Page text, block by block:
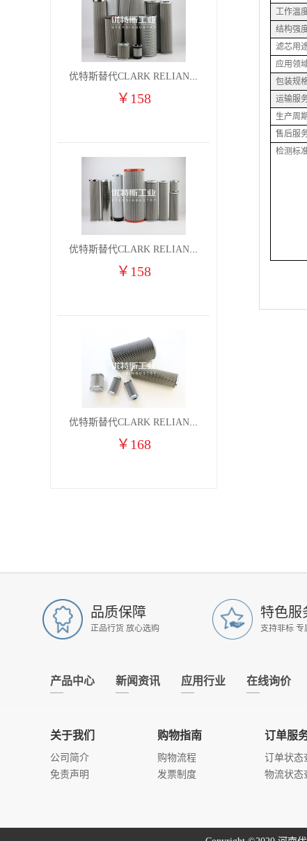
工作温
结构强
滤芯用
应用领
包装规
运输服
生产周
售后服
检测标
优特斯替代CLARK RELIANCE燃气凝聚过滤器滤芯2710H9V 2710H9VO(1)
￥ 158
优特斯替代CLARK RELIANCE燃气凝聚过滤器滤芯2710H7V 2710H7VO
￥ 158
优特斯替代CLARK RELIANCE燃气凝聚过滤器滤芯2710H6V 2710H6VO
￥ 168
品质保障
正品行货 放心选购
特色服
支持非标 专
产品中心 新闻资讯 应用行业 在线询价
关于我们
公司简介
免责声明
购物指南
购物流程
发票制度
订单服
订单状态
物流状态